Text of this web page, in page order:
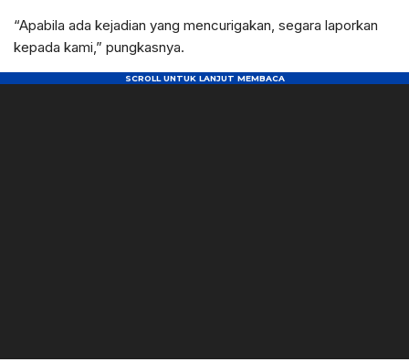
“Apabila ada kejadian yang mencurigakan, segara laporkan
kepada kami,” pungkasnya.